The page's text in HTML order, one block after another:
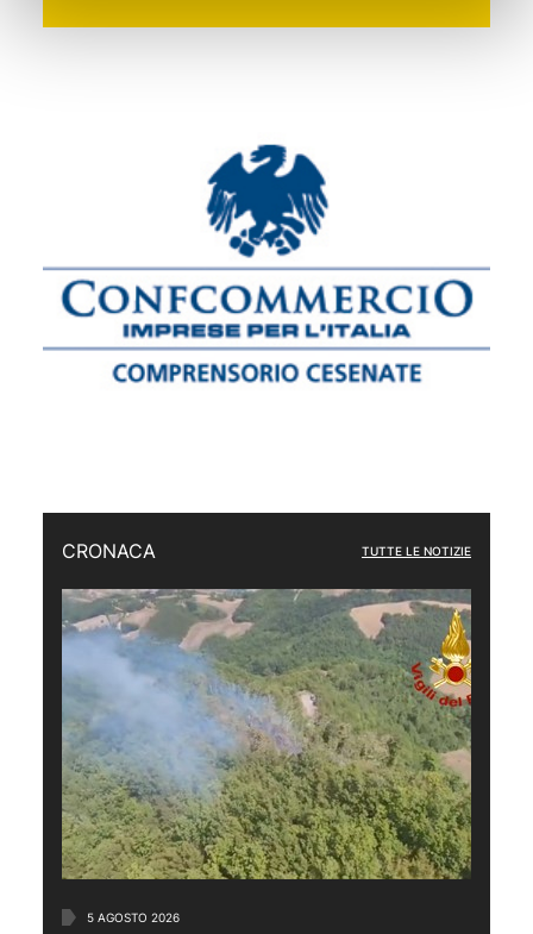
CRONACA TUTTE LE NOTIZIE
5 AGOSTO 2026